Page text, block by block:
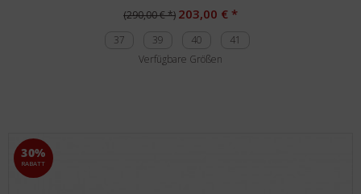
(290,00 € *) 203,00 € *
37 39 40
41
Verfügbare Größen
30%
RABATT